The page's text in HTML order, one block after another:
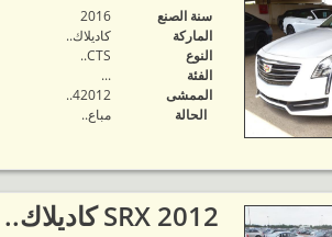
سنة الصنع
2016
الماركة
كاديلاك..
النوع
CTS..
الفئة
...
الممشى
42012..
الحالة
مباع..
2012 SRX كاديلاك..